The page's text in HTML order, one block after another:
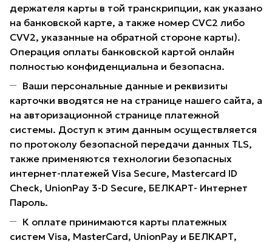
держателя карты в той транскрипции, как указано
на банковской карте, а также номер CVC2 либо
CVV2, указанные на обратной стороне карты).
Операция оплаты банковской картой онлайн
полностью конфиденциальна и безопасна.
Ваши персональные данные и реквизиты
карточки вводятся не на странице нашего сайта, а
на авторизационной странице платежной
системы. Доступ к этим данным осуществляется
по протоколу безопасной передачи данных TLS,
также применяются технологии безопасных
интернет-платежей Visa Secure, Mastercard ID
Check, UnionPay 3-D Secure, БЕЛКАРТ- Интернет
Пароль.
К оплате принимаются карты платежных
систем Visa, MasterCard, UnionPay и БЕЛКАРТ,